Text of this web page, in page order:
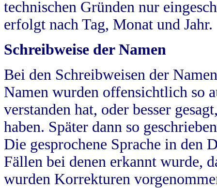
technischen Gründen nur
erfolgt nach Tag, Monat und Jahr.
Schreibweise der Namen
Bei den Schreibweisen der
Namen wurden offensichtlich so
verstanden hat, oder besser
haben. Später dann so
Die gesprochene Sprache in
Fällen bei denen erkannt wurde,
wurden Korrekturen